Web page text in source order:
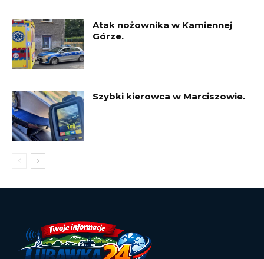
Atak nożownika w Kamiennej
Górze.
Szybki kierowca w Marciszowie.